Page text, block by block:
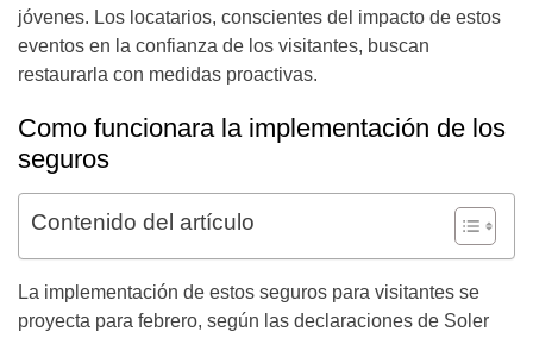
jóvenes. Los locatarios, conscientes del impacto de estos
eventos en la confianza de los visitantes, buscan
restaurarla con medidas proactivas.
Como funcionara la implementación de los
seguros
Contenido del artículo
La implementación de estos seguros para visitantes se
proyecta para febrero, según las declaraciones de Soler